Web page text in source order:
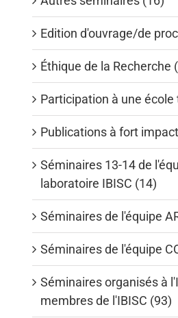
Edition d'ouvrage/de
Éthique de la Recherche
Participation à une
Publications à fort
Séminaires 13-14 de
laboratoire IBISC (14)
Séminaires de l'équipe
Séminaires de l'équipe
Séminaires organisés à
membres de l'IBISC (93)